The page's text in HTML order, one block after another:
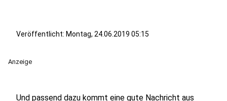
Veröffentlicht: Montag, 24.06.2019 05:15
Anzeige
Und passend dazu kommt eine gute Nachricht aus